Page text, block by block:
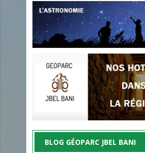
BLOG GÉOPARC JBEL BANI